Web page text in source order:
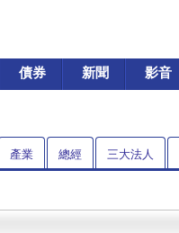
債券 新聞 影音
產業 總經 三大法人